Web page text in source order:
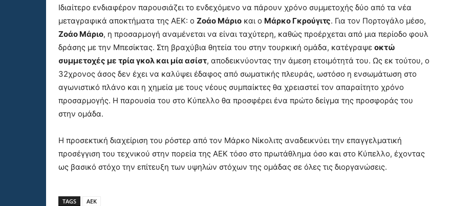
Ιδιαίτερο ενδιαφέρον παρουσιάζει το ενδεχόμενο να πάρουν χρόνο συμμετοχής δύο από τα νέα
μεταγραφικά αποκτήματα της ΑΕΚ: ο Ζοάο Μάριο και ο Μάρκο Γκρούγιτς. Για τον Πορτογάλο μέσο,
Ζοάο Μάριο, η προσαρμογή αναμένεται να είναι ταχύτερη, καθώς προέρχεται από μια περίοδο φουλ
δράσης με την Μπεσίκτας. Στη βραχύβια θητεία του στην τουρκική ομάδα, κατέγραψε οκτώ
συμμετοχές με τρία γκολ και μία ασίστ, αποδεικνύοντας την άμεση ετοιμότητά του. Ως εκ τούτου, ο
32χρονος άσος δεν έχει να καλύψει έδαφος από σωματικής πλευράς, ωστόσο η ενσωμάτωση στο
αγωνιστικό πλάνο και η χημεία με τους νέους συμπαίκτες θα χρειαστεί τον απαραίτητο χρόνο
προσαρμογής. Η παρουσία του στο Κύπελλο θα προσφέρει ένα πρώτο δείγμα της προσφοράς του
στην ομάδα.
Η προσεκτική διαχείριση του ρόστερ από τον Μάρκο Νίκολιτς αναδεικνύει την επαγγελματική
προσέγγιση του τεχνικού στην πορεία της ΑΕΚ τόσο στο πρωτάθλημα όσο και στο Κύπελλο, έχοντας
ως βασικό στόχο την επίτευξη των υψηλών στόχων της ομάδας σε όλες τις διοργανώσεις.
TAGS ΑΕΚ